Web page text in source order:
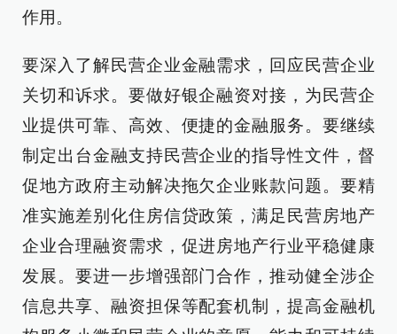
作用。
要深入了解民营企业金融需求，回应民营企业
关切和诉求。要做好银企融资对接，为民营企
业提供可靠、高效、便捷的金融服务。要继续
制定出台金融支持民营企业的指导性文件，督
促地方政府主动解决拖欠企业账款问题。要精
准实施差别化住房信贷政策，满足民营房地产
企业合理融资需求，促进房地产行业平稳健康
发展。要进一步增强部门合作，推动健全涉企
信息共享、融资担保等配套机制，提高金融机